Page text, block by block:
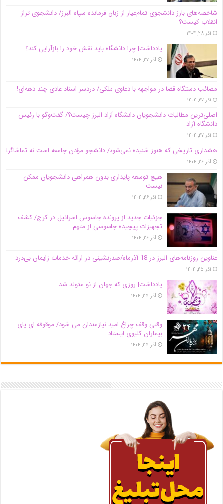
شاخصه‌های بارز دانشجوی تمام‌عیار از زبان فرمانده سپاه البرز/ دانشجوی تراز
انقلاب کیست؟
آذر ۲۸, ۱۴۰۴
یادداشت| چرا دانشگاه باید نقش خود را بازآرایی کند؟
آذر ۲۷, ۱۴۰۴
مصائب دستگاه قضا در مواجهه با دعاوی ملکی/ دردسر اسناد عادی چند‌ دهه‌ای!
آذر ۲۷, ۱۴۰۴
اصلی‌ترین مطالبات دانشجویان دانشگاه آزاد البرز چیست؟/ گفت‌وگو با رئیس
دانشگاه آز‌اد
آذر ۲۷, ۱۴۰۴
هشداری تاریخی که هنوز شنیده نمی‌شود/ دانشجو مؤذن جامعه است نه تماشاگر!
آذر ۲۶, ۱۴۰۴
هیچ توسعه پایداری بدون همراهی دانشجویان ممکن
نیست
آذر ۲۶, ۱۴۰۴
جزئیات جدید از پرونده جاسوس اسرائیل در کرج/‌ کشف
تجهیزات پیچیده جاسوسی از متهم
آذر ۲۶, ۱۴۰۴
عناوین روزنامه‌های البرز در ‌18 آذرماه/صدرنشینی در ارائه خدمات زایمان بی‌درد
آذر ۲۵, ۱۴۰۴
یادداشت| روزی که جهان از نو متولد شد
آذر ۲۵, ۱۴۰۴
وقتی وقف چراغ امید نیازمندان می شود/ موقوفه ای پای
بیماران کلیوی ایستاد
آذر ۲۵, ۱۴۰۴